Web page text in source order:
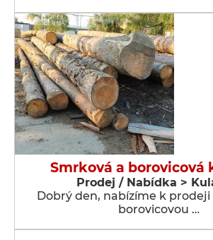
Smrková a borovicová
Prodej / Nabídka >
Dobrý den, nabízíme k
borovicovou …